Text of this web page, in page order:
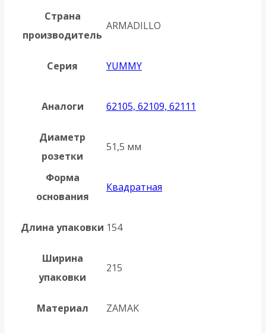
Страна
производитель
ARMADILLO
Серия YUMMY
Аналоги 62105, 62109, 62111
Диаметр
розетки
51,5 мм
Форма
основания
Квадратная
Длина упаковки 154
Ширина
упаковки
215
Материал ZAMAK